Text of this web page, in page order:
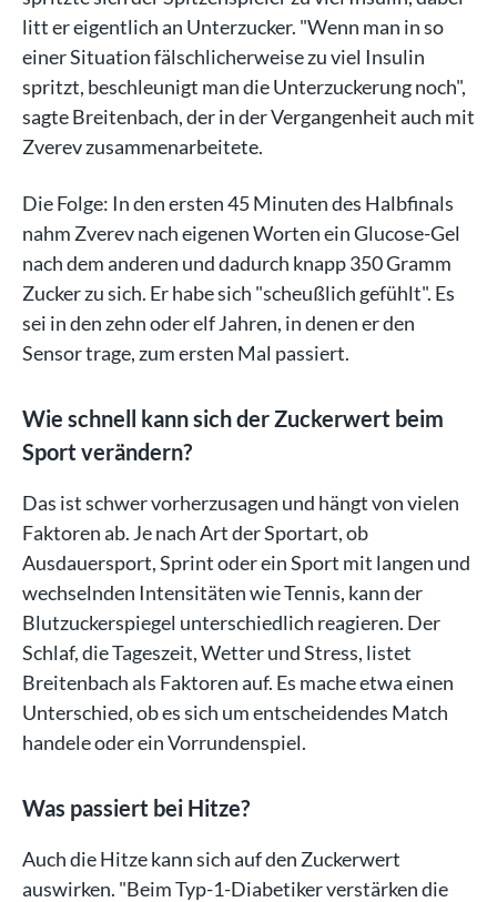
litt er eigentlich an Unterzucker. "Wenn man in so
einer Situation fälschlicherweise zu viel Insulin
spritzt, beschleunigt man die Unterzuckerung noch",
sagte Breitenbach, der in der Vergangenheit auch mit
Zverev zusammenarbeitete.
Die Folge: In den ersten 45 Minuten des Halbfinals
nahm Zverev nach eigenen Worten ein Glucose-Gel
nach dem anderen und dadurch knapp 350 Gramm
Zucker zu sich. Er habe sich "scheußlich gefühlt". Es
sei in den zehn oder elf Jahren, in denen er den
Sensor trage, zum ersten Mal passiert.
Wie schnell kann sich der Zuckerwert beim
Sport verändern?
Das ist schwer vorherzusagen und hängt von vielen
Faktoren ab. Je nach Art der Sportart, ob
Ausdauersport, Sprint oder ein Sport mit langen und
wechselnden Intensitäten wie Tennis, kann der
Blutzuckerspiegel unterschiedlich reagieren. Der
Schlaf, die Tageszeit, Wetter und Stress, listet
Breitenbach als Faktoren auf. Es mache etwa einen
Unterschied, ob es sich um entscheidendes Match
handele oder ein Vorrundenspiel.
Was passiert bei Hitze?
Auch die Hitze kann sich auf den Zuckerwert
auswirken. "Beim Typ-1-Diabetiker verstärken die